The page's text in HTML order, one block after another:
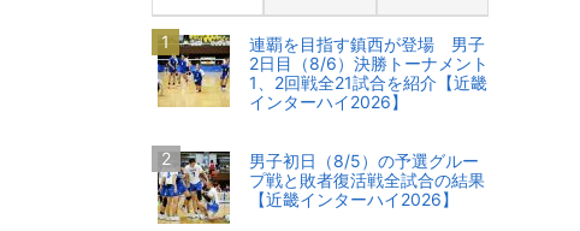
連覇を目指す鎮西が登場 男子
2日目（8/6）決勝トーナメント
1、2回戦全21試合を紹介【近畿
インターハイ2026】
男子初日（8/5）の予選グルー
プ戦と敗者復活戦全試合の結果
【近畿インターハイ2026】